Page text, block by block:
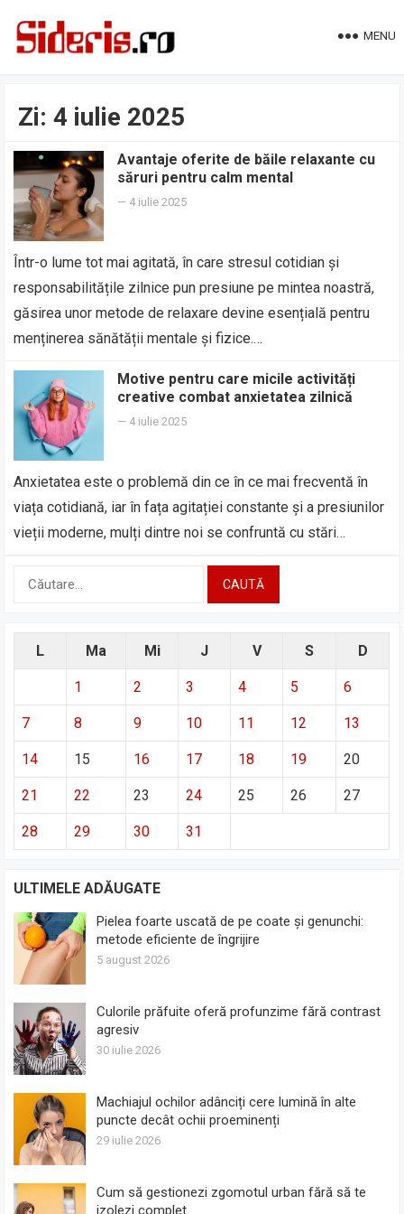
MENU
Zi:4 iulie 2025
Avantaje oferite de băile relaxante cu
săruri pentru calm mental
— 4 iulie 2025
Într-o lume tot mai agitată, în care stresul cotidian și
responsabilitățile zilnice pun presiune pe mintea noastră,
găsirea unor metode de relaxare devine esențială pentru
menținerea sănătății mentale și fizice.…
Motive pentru care micile activități
creative combat anxietatea zilnică
— 4 iulie 2025
Anxietatea este o problemă din ce în ce mai frecventă în
viața cotidiană, iar în fața agitației constante și a presiunilor
vieții moderne, mulți dintre noi se confruntă cu stări…
Caută
L Ma Mi J V S D
1 2 3 4 5 6
7 8 9 10 11 12 13
14 15 16 17 18 19 20
21 22 23 24 25 26 27
28 29 30 31
ULTIMELE ADĂUGATE
Pielea foarte uscată de pe coate și genunchi:
metode eficiente de îngrijire
5 august 2026
Culorile prăfuite oferă profunzime fără contrast
agresiv
30 iulie 2026
Machiajul ochilor adânciți cere lumină în alte
puncte decât ochii proeminenți
29 iulie 2026
Cum să gestionezi zgomotul urban fără să te
izolezi complet